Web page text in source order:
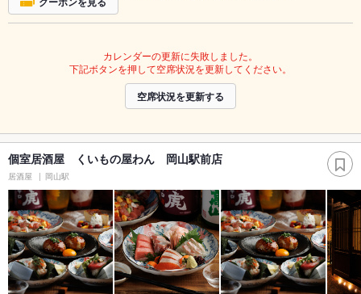
カレンダーの更新に失敗しました。
下記ボタンを押して空席状況を更新してください。
空席状況を更新する
個室居酒屋 くいもの屋わん 岡山駅前店
居酒屋 岡山駅